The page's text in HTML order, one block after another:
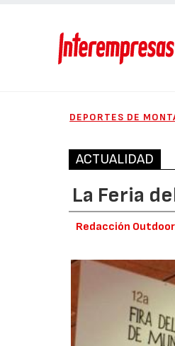
DEPORTES DE
ACTUALIDAD
La Feria
Redacción